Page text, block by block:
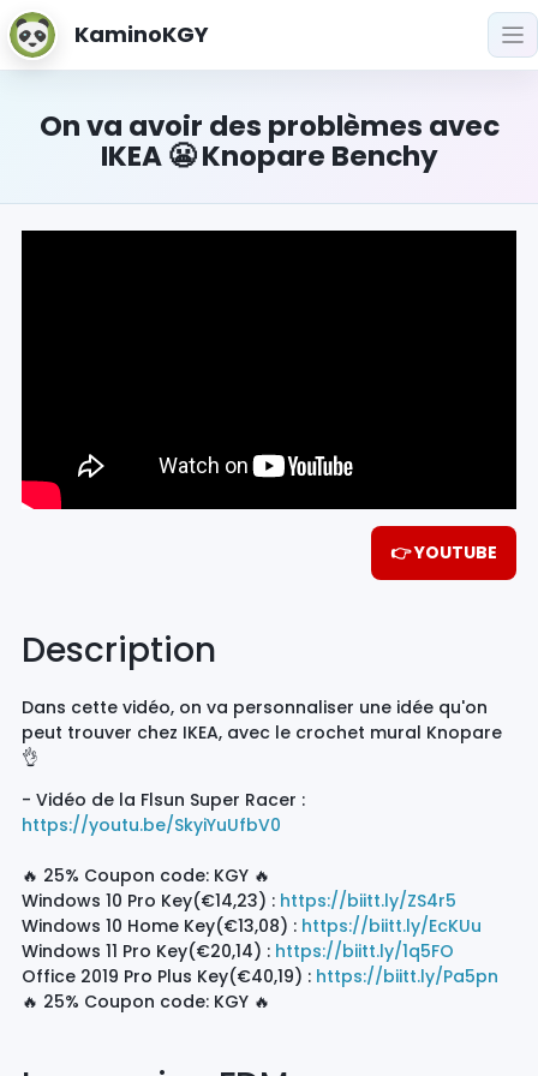
KaminoKGY
On va avoir des problèmes avec
IKEA 😬 Knopare Benchy
👉 YOUTUBE
Description
Dans cette vidéo, on va personnaliser une idée qu'on
peut trouver chez IKEA, avec le crochet mural Knopare
👌
- Vidéo de la Flsun Super Racer :
https://youtu.be/SkyiYuUfbV0
🔥 25% Coupon code: KGY 🔥
️Windows 10 Pro Key(€14,23) : https://biitt.ly/ZS4r5
️Windows 10 Home Key(€13,08) : https://biitt.ly/EcKUu
️Windows 11 Pro Key(€20,14) : https://biitt.ly/1q5FO
️Office 2019 Pro Plus Key(€40,19) : https://biitt.ly/Pa5pn
🔥 25% Coupon code: KGY 🔥